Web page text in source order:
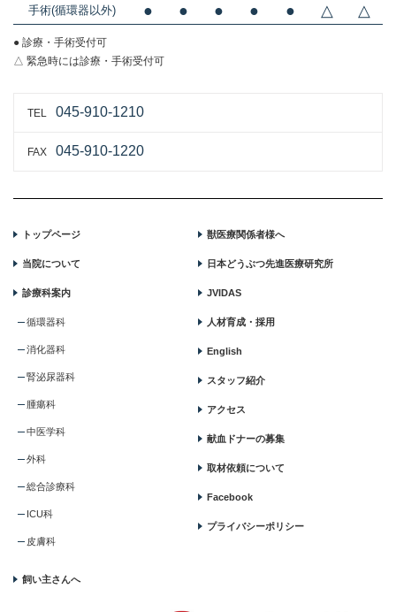
手術(循環器以外) ● ● ● ● ● △ △
● 診療・手術受付可
△ 緊急時には診療・手術受付可
TEL 045-910-1210
FAX 045-910-1220
トップページ
当院について
診療科案内
循環器科
消化器科
腎泌尿器科
腫瘍科
中医学科
外科
総合診療科
ICU科
皮膚科
飼い主さんへ
獣医療関係者様へ
日本どうぶつ先進医療研究所
JVIDAS
人材育成・採用
English
スタッフ紹介
アクセス
献血ドナーの募集
取材依頼について
Facebook
プライバシーポリシー